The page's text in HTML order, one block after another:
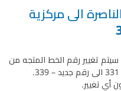
الى مركزية
مسافرينا الأعزاء, ابتداء من 1/09/2025 سيتم تغيير رقم الخط المتجه من
أي تغيير.